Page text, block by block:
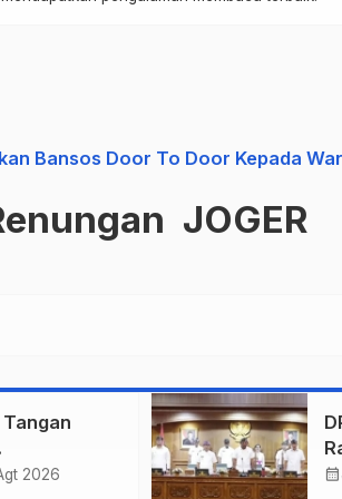
Bansos Door To Door Kepada
JOGER
Emas
2026 calendar_month